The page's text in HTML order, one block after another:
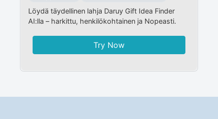
Löydä täydellinen lahja Daruy Gift Idea Finder
AI:lla – harkittu, henkilökohtainen ja Nopeasti.
Try Now